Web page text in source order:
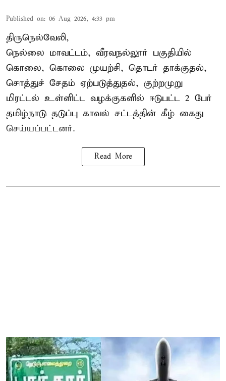
Published on: 06 Aug 2026, 4:33 pm
திருநெல்வேலி,
நெல்லை மாவட்டம், வீரவநல்லூர் பகுதியில்
கொலை, கொலை முயற்சி, தொடர் தாக்குதல்,
சொத்துச் சேதம் ஏற்படுத்துதல், குற்றமுறு
மிரட்டல் உள்ளிட்ட வழக்குகளில் ஈடுபட்ட 2 பேர்
தமிழ்நாடு தடுப்பு காவல் சட்டத்தின் கீழ் கைது
செய்யப்பட்டனர்.
Read More